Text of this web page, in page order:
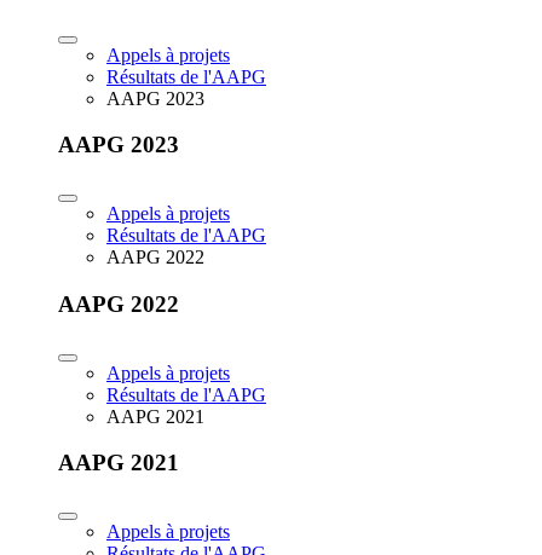
Appels à projets
Résultats de l'AAPG
AAPG 2023
AAPG 2023
Appels à projets
Résultats de l'AAPG
AAPG 2022
AAPG 2022
Appels à projets
Résultats de l'AAPG
AAPG 2021
AAPG 2021
Appels à projets